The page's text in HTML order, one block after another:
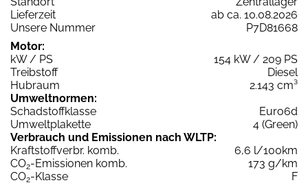
Lieferzeit
ab ca. 10.08.2026
Unsere Nummer
P7D81668
Motor:
kW / PS
154 kW / 209 PS
Treibstoff
Diesel
Hubraum
2.143 cm³
Umweltnormen:
Schadstoffklasse
Euro6d
Umweltplakette
4 (Green)
Verbrauch und Emissionen nach WLTP:
Kraftstoffverbr. komb.
6,6 l/100km
CO2-Emissionen komb.
173 g/km
CO2-Klasse
F